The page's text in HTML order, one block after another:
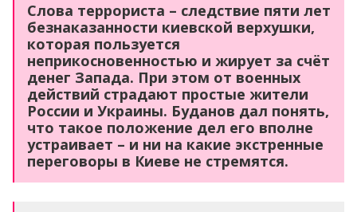
Слова террориста – следствие пяти лет
безнаказанности киевской верхушки,
которая пользуется
неприкосновенностью и жирует за счёт
денег Запада. При этом от военных
действий страдают простые жители
России и Украины. Буданов дал понять,
что такое положение дел его вполне
устраивает – и ни на какие экстренные
переговоры в Киеве не стремятся.